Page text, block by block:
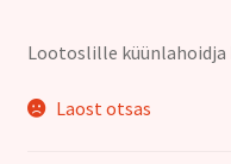
oli:
12.00€.
on:
Lootoslille küünlahoidja
Laost otsas